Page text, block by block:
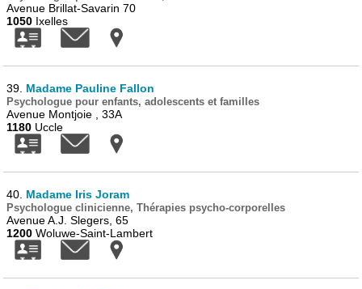
Avenue Brillat-Savarin 70
1050 Ixelles
39. Madame Pauline Fallon
Psychologue pour enfants, adolescents et familles
Avenue Montjoie , 33A
1180 Uccle
40. Madame Iris Joram
Psychologue clinicienne, Thérapies psycho-corporelles
Avenue A.J. Slegers, 65
1200 Woluwe-Saint-Lambert